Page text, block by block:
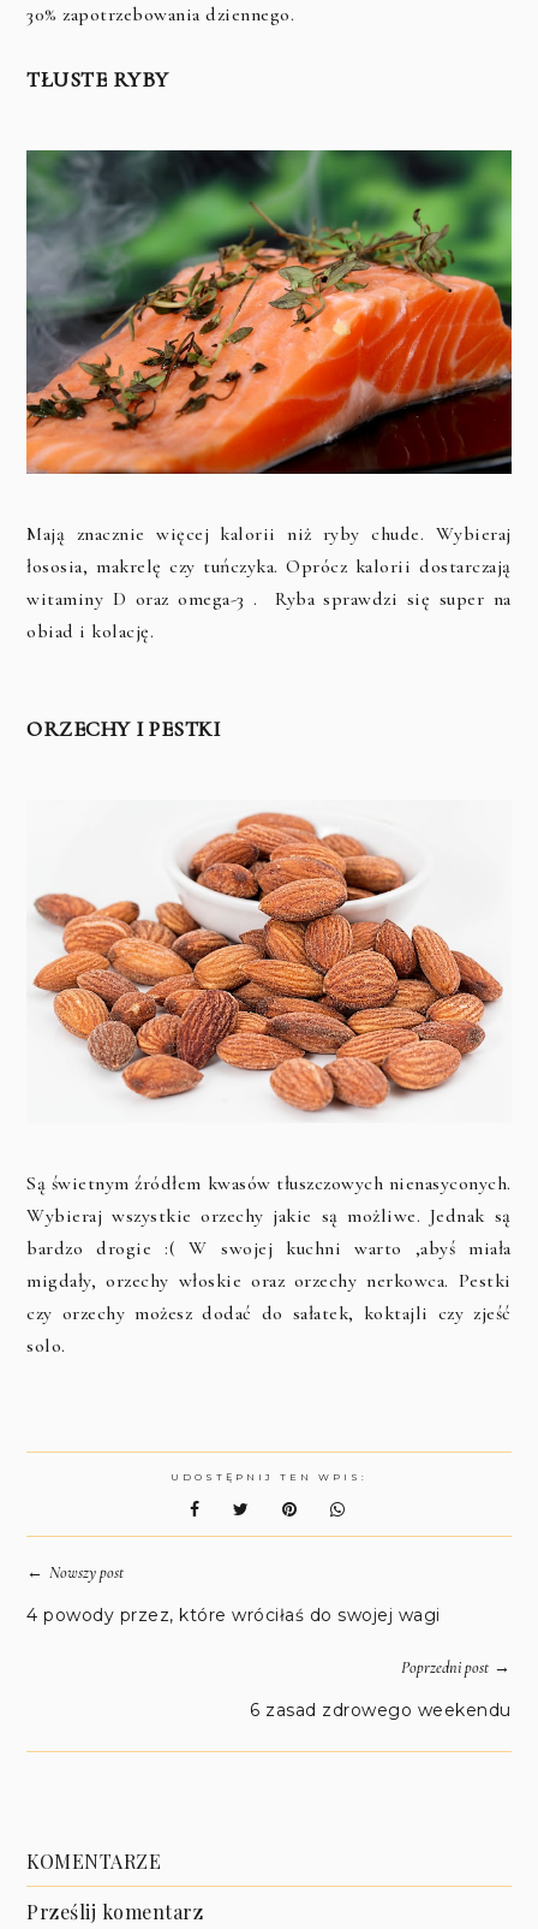
30% zapotrzebowania dziennego.
TŁUSTE RYBY
Mają znacznie więcej kalorii niż ryby chude. Wybieraj
łososia, makrelę czy tuńczyka. Oprócz kalorii dostarczają
witaminy D oraz omega-3 . Ryba sprawdzi się super na
obiad i kolację.
ORZECHY I PESTKI
Są świetnym źródłem kwasów tłuszczowych nienasyconych.
Wybieraj wszystkie orzechy jakie są możliwe. Jednak są
bardzo drogie :( W swojej kuchni warto ,abyś miała
migdały, orzechy włoskie oraz orzechy nerkowca. Pestki
czy orzechy możesz dodać do sałatek, koktajli czy zjeść
solo.
UDOSTĘPNIJ TEN WPIS:
← Nowszy post
4 powody przez, które wróciłaś do swojej wagi
Poprzedni post→
6 zasad zdrowego weekendu
KOMENTARZE
Prześlij komentarz